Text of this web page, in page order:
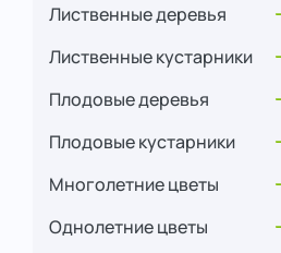
Лиственные деревья
Лиственные кустарники
Плодовые деревья
Плодовые кустарники
Многолетние цветы
Однолетние цветы